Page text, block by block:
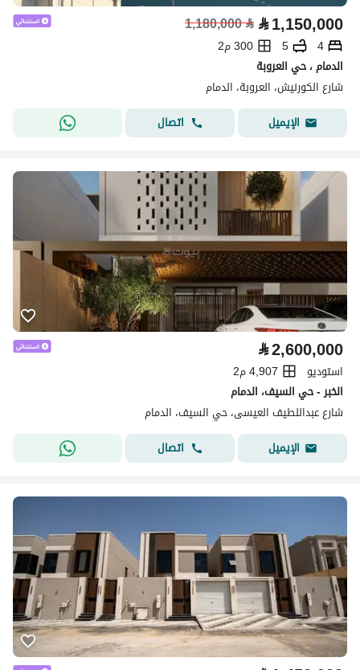
⃁1,150,000
⃁
1,180,000
4
5
300 م2
الدمام ، حي العروبة
شارع الكورنيش، العروبة، الدمام
الإيميل
اتصال
⃁2,600,000
استوديو
4,907 م2
الخبر - حي السيف، الدمام
شارع عبداللطيف العيسى، حي السيف، الدمام
الإيميل
اتصال